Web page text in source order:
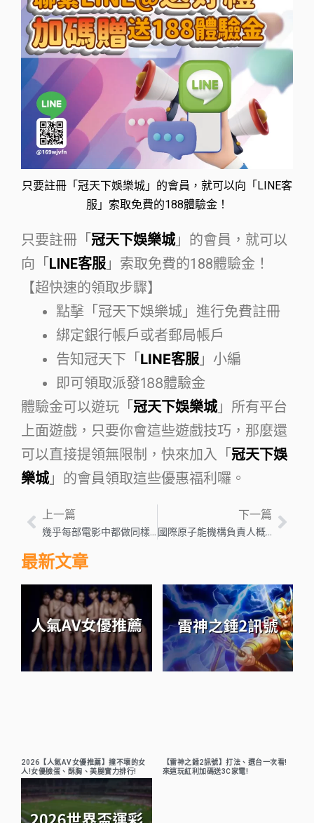
只要註冊「冠天下娛樂城」的會員，就可以向「LINE客
服」索取免費的188體驗金！
只要註冊「 冠天下娛樂城」的會員，就可以
向「 LINE客服 」索取免費的188體驗金！
【超快速的領取步驟】
點擊「冠天下娛樂城」進行免費註冊
綁定銀行帳戶或者郵局帳戶
告知冠天下「 LINE客服 」小編
即可領取派發188體驗金
體驗金可以遊玩「 冠天下娛樂城」所有平台
上面遊戲，只要你會這些遊戲技巧，那麼還
可以直接提領無限制，快來加入「 冠天下娛
樂城」的會員領取這些優惠福利囉。
上一篇 下一篇
國際原子能機構負責人概述了避免烏克蘭核“災難”的五項原則 — Global Issues
最新文章
2026【人氣AV女優推薦】撞不壞的女
人!女優臉蛋、酥胸、美腿實力排行!
【雷神之錘2訊號】打法、選台一次看!
來這玩紅利加碼送3C家電!